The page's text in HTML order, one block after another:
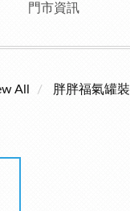
門市資訊
All 胖胖福氣罐裝